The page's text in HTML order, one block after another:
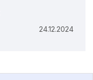
24.12.2024